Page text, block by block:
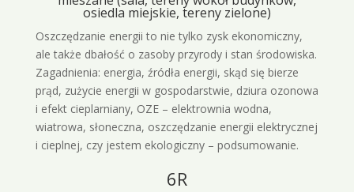
osiedla miejskie, tereny zielone)
Oszczędzanie energii to nie tylko zysk ekonomiczny,
ale także dbałość o zasoby przyrody i stan środowiska.
Zagadnienia: energia, źródła energii, skąd się bierze
prąd, zużycie energii w gospodarstwie, dziura ozonowa
i efekt cieplarniany, OZE – elektrownia wodna,
wiatrowa, słoneczna, oszczędzanie energii elektrycznej
i cieplnej, czy jestem ekologiczny – podsumowanie.
6R